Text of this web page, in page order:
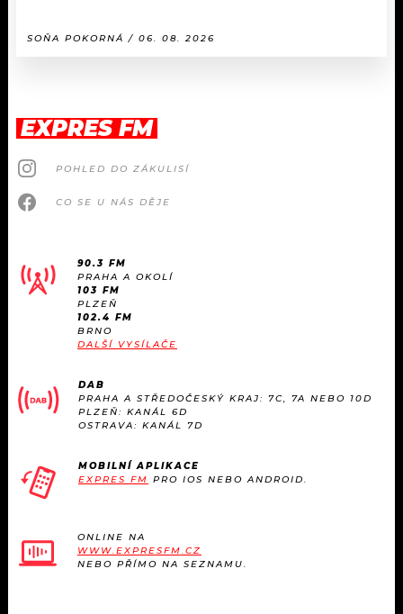
SOŇA POKORNÁ / 06. 08. 2026
EXPRES FM
POHLED DO ZÁKULISÍ
CO SE U NÁS DĚJE
90.3 FM
PRAHA A OKOLÍ
103 FM
PLZEŇ
102.4 FM
BRNO
DALŠÍ VYSÍLAČE
DAB
PRAHA A STŘEDOČESKÝ KRAJ: 7C, 7A NEBO 10D
PLZEŇ: KANÁL 6D
OSTRAVA: KANÁL 7D
MOBILNÍ APLIKACE
EXPRES FM PRO IOS NEBO ANDROID.
ONLINE NA
WWW.EXPRESFM.CZ
NEBO PŘÍMO NA SEZNAMU.